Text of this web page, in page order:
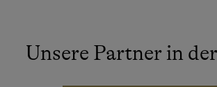
Unsere Partner in